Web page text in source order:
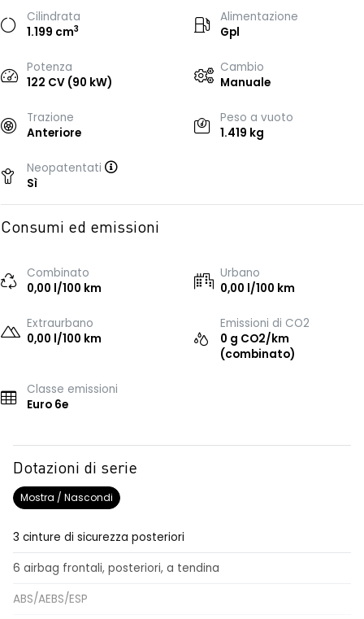
Cilindrata
1.199 cm3
Alimentazione
Gpl
Potenza
122 CV (90 kW)
Cambio
Manuale
Trazione
Anteriore
Peso a vuoto
1.419 kg
Neopatentati
Sì
Consumi ed emissioni
Combinato
0,00 l/100 km
Urbano
0,00 l/100 km
Extraurbano
0,00 l/100 km
Emissioni di CO2
0 g CO2/km
(combinato)
Classe emissioni
Euro 6e
Dotazioni di serie
Mostra / Nascondi
3 cinture di sicurezza posteriori
6 airbag frontali, posteriori, a tendina
ABS/AEBS/ESP